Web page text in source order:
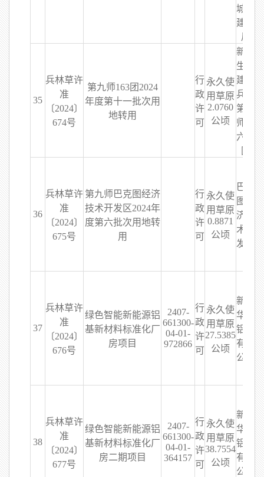
城乡
建设
局
35
兵林草许
准
〔2024〕
674号
第九师163团2024
年度第十一批次用
地转用
行
政
许
可
永久使
用草原
2.0760
公顷
新疆
生产
建设
兵团
第九
师一
六三
36
兵林草许
准
〔2024〕
675号
第九师巴克图经济
技术开发区2024年
度第六批次用地转
用
行
政
许
可
永久使
用草原
0.8871
公顷
巴克
图经
济技
术开
发区
37
兵林草许
准
〔2024〕
676号
绿色智能新能源铝
基新材料标准化厂
房项目
2407-
661300-
04-01-
972866
行
政
许
可
永久使
用草原
27.5385
公顷
新疆
华章
铝业
有限
公司
38
兵林草许
准
〔2024〕
677号
绿色智能新能源铝
基新材料标准化厂
房二期项目
2407-
661300-
04-01-
364157
行
政
许
可
永久使
用草原
38.7554
公顷
新疆
华章
铝业
有限
公司